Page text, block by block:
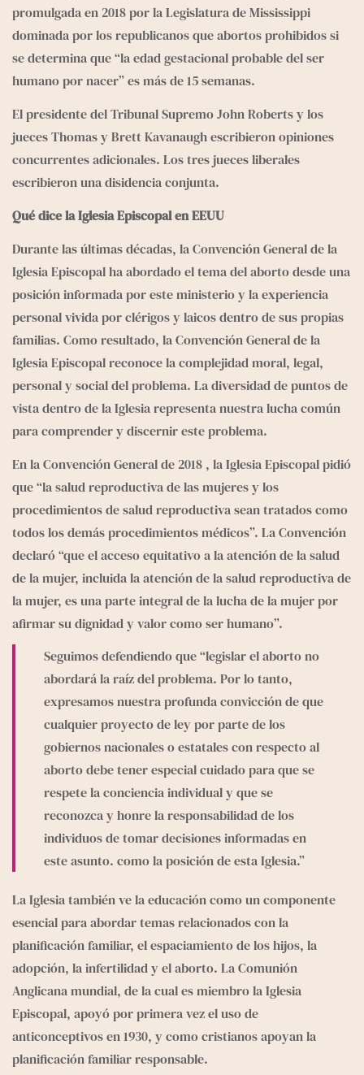
promulgada en 2018 por la Legislatura de Mississippi
dominada por los republicanos que abortos prohibidos si
se determina que “la edad gestacional probable del ser
humano por nacer” es más de 15 semanas.
El presidente del Tribunal Supremo John Roberts y los
jueces Thomas y Brett Kavanaugh escribieron opiniones
concurrentes adicionales. Los tres jueces liberales
escribieron una disidencia conjunta.
Qué dice la Iglesia Episcopal en EEUU
Durante las últimas décadas, la Convención General de la
Iglesia Episcopal ha abordado el tema del aborto desde una
posición informada por este ministerio y la experiencia
personal vivida por clérigos y laicos dentro de sus propias
familias. Como resultado, la Convención General de la
Iglesia Episcopal reconoce la complejidad moral, legal,
personal y social del problema. La diversidad de puntos de
vista dentro de la Iglesia representa nuestra lucha común
para comprender y discernir este problema.
En la Convención General de 2018 , la Iglesia Episcopal pidió
que “la salud reproductiva de las mujeres y los
procedimientos de salud reproductiva sean tratados como
todos los demás procedimientos médicos”. La Convención
declaró “que el acceso equitativo a la atención de la salud
de la mujer, incluida la atención de la salud reproductiva de
la mujer, es una parte integral de la lucha de la mujer por
afirmar su dignidad y valor como ser humano”.
Seguimos defendiendo que “legislar el aborto no
abordará la raíz del problema. Por lo tanto,
expresamos nuestra profunda convicción de que
cualquier proyecto de ley por parte de los
gobiernos nacionales o estatales con respecto al
aborto debe tener especial cuidado para que se
respete la conciencia individual y que se
reconozca y honre la responsabilidad de los
individuos de tomar decisiones informadas en
este asunto. como la posición de esta Iglesia.”
La Iglesia también ve la educación como un componente
esencial para abordar temas relacionados con la
planificación familiar, el espaciamiento de los hijos, la
adopción, la infertilidad y el aborto. La Comunión
Anglicana mundial, de la cual es miembro la Iglesia
Episcopal, apoyó por primera vez el uso de
anticonceptivos en 1930, y como cristianos apoyan la
planificación familiar responsable.